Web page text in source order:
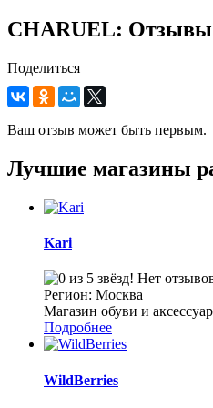
CHARUEL: Отзывы
Поделиться
Ваш отзыв может быть первым.
Лучшие магазины
Kari
Нет
Регион: Москва
Магазин обуви и
Подробнее
WildBerries